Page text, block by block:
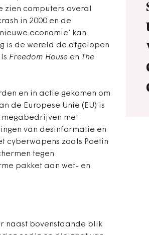
zien computers overal
in 2000 en de
economie’ kan
is de wereld de afgelopen
Freedom House en The
en in actie gekomen om
de Europese Unie (EU) is
megabedrijven met
van desinformatie en
cyberwapens zoals Poetin
tegen
pakket aan wet- en
naast bovenstaande blik